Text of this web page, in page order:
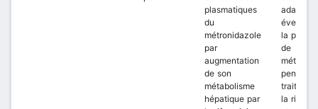
plasmatiques
du
métronidazole
par
augmentation
de son
métabolisme
hépatique par
la
de
pendant
la